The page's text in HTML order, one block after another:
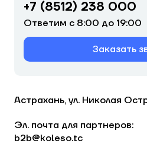
+7 (8512) 238 000
Ответим с 8:00 до 19:00
Заказать
Астрахань, ул. Николая
Эл. почта для партнеров:
b2b@koleso.tc